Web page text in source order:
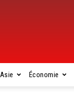
Asie Économie